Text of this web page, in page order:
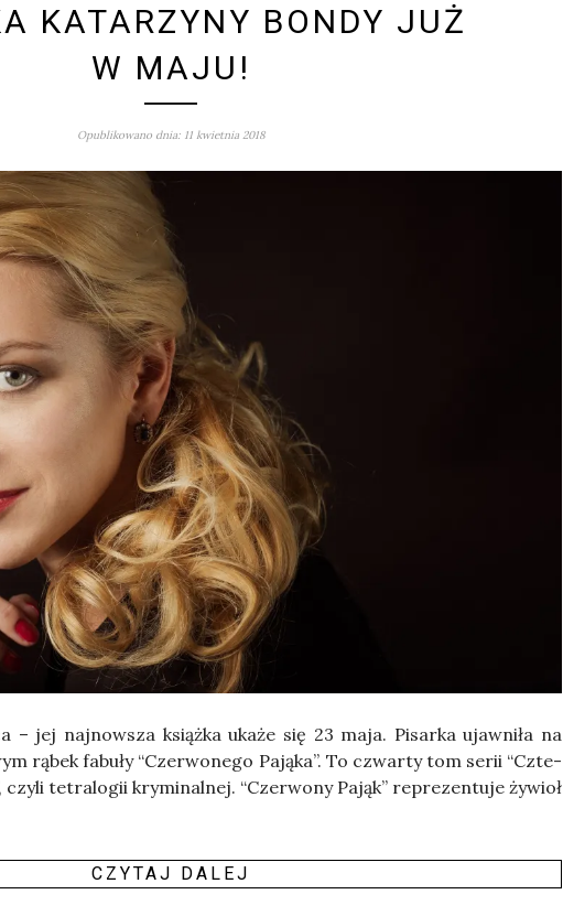
KATARZYNY BONDY JUŻ
W MAJU!
Opublikowano dnia: 11 kwietnia 2018
– jej naj­now­sza książ­ka uka­że się 23 maja. Pisar­ka ujaw­ni­ła na
rąbek fabu­ły “Czer­wo­ne­go Pają­ka”. To czwar­ty tom serii “Czte­
czy­li tetra­lo­gii kry­mi­nal­nej. “Czer­wo­ny Pająk” repre­zen­tu­je żywioł
CZY­TAJ DALEJ